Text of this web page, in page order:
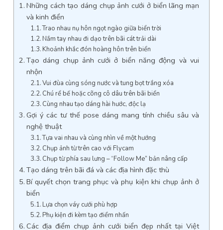
Những cách tạo dáng chụp ảnh cưới ở biển lãng mạn
và kinh điển
Trao nhau nụ hôn ngọt ngào giữa biển trời
Nắm tay nhau đi dạo trên bãi cát trải dài
Khoảnh khắc đón hoàng hôn trên biển
Tạo dáng chụp ảnh cưới ở biển năng động và vui
nhộn
Vui đùa cùng sóng nước và tung bọt trắng xóa
Chú rể bế hoặc cõng cô dâu trên bãi biển
Cùng nhau tạo dáng hài hước, độc lạ
Gợi ý các tư thế pose dáng mang tính chiều sâu và
nghệ thuật
Tựa vai nhau và cùng nhìn về một hướng
Chụp ảnh từ trên cao với Flycam
Chụp từ phía sau lưng – “Follow Me” bản nâng cấp
Tạo dáng trên bãi đá và các địa hình đặc thù
Bí quyết chọn trang phục và phụ kiện khi chụp ảnh ở
biển
Lựa chọn váy cưới phù hợp
Phụ kiện đi kèm tạo điểm nhấn
Các địa điểm chụp ảnh cưới biển đẹp nhất tại Việt